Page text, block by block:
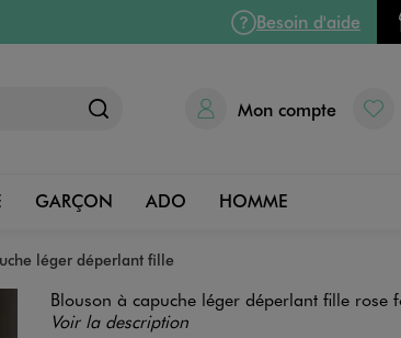
Besoin d'aide
Mon compte
GARÇON ADO HOMME
léger déperlant fille
Blouson à capuche léger déperlant fille rose
Voir la description